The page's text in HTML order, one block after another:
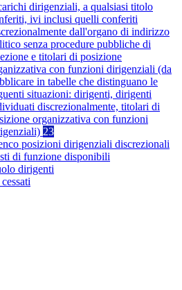
dirigenziali, a qualsiasi titolo
ivi inclusi quelli conferiti
dall'organo di indirizzo
senza procedure pubbliche di
e titolari di posizione
con funzioni dirigenziali (da
in tabelle che distinguano le
situazioni: dirigenti, dirigenti
discrezionalmente, titolari di
organizzativa con funzioni
23
posizioni dirigenziali discrezionali
di funzione disponibili
dirigenti